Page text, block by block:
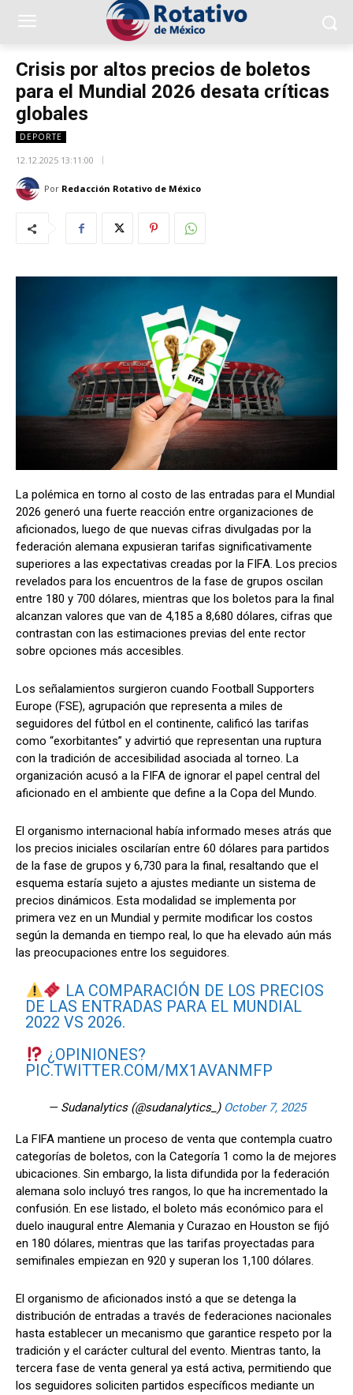
Crisis por altos precios de boletos
para el Mundial 2026 desata críticas
globales
DEPORTE
12.12.2025 13:11:00
Por Redacción Rotativo de México
La polémica en torno al costo de las entradas para el Mundial
2026 generó una fuerte reacción entre organizaciones de
aficionados, luego de que nuevas cifras divulgadas por la
federación alemana expusieran tarifas significativamente
superiores a las expectativas creadas por la FIFA. Los precios
revelados para los encuentros de la fase de grupos oscilan
entre 180 y 700 dólares, mientras que los boletos para la final
alcanzan valores que van de 4,185 a 8,680 dólares, cifras que
contrastan con las estimaciones previas del ente rector
sobre opciones más accesibles.
Los señalamientos surgieron cuando Football Supporters
Europe (FSE), agrupación que representa a miles de
seguidores del fútbol en el continente, calificó las tarifas
como “exorbitantes” y advirtió que representan una ruptura
con la tradición de accesibilidad asociada al torneo. La
organización acusó a la FIFA de ignorar el papel central del
aficionado en el ambiente que define a la Copa del Mundo.
El organismo internacional había informado meses atrás que
los precios iniciales oscilarían entre 60 dólares para partidos
de la fase de grupos y 6,730 para la final, resaltando que el
esquema estaría sujeto a ajustes mediante un sistema de
precios dinámicos. Esta modalidad se implementa por
primera vez en un Mundial y permite modificar los costos
según la demanda en tiempo real, lo que ha elevado aún más
las preocupaciones entre los seguidores.
LA COMPARACIÓN DE LOS PRECIOS
DE LAS ENTRADAS PARA EL MUNDIAL
2022 VS 2026.
¿OPINIONES?
PIC.TWITTER.COM/MX1AVANMFP
— Sudanalytics (@sudanalytics_) October 7, 2025
La FIFA mantiene un proceso de venta que contempla cuatro
categorías de boletos, con la Categoría 1 como la de mejores
ubicaciones. Sin embargo, la lista difundida por la federación
alemana solo incluyó tres rangos, lo que ha incrementado la
confusión. En ese listado, el boleto más económico para el
duelo inaugural entre Alemania y Curazao en Houston se fijó
en 180 dólares, mientras que las tarifas proyectadas para
semifinales empiezan en 920 y superan los 1,100 dólares.
El organismo de aficionados instó a que se detenga la
distribución de entradas a través de federaciones nacionales
hasta establecer un mecanismo que garantice respeto por la
tradición y el carácter cultural del evento. Mientras tanto, la
tercera fase de venta general ya está activa, permitiendo que
los seguidores soliciten partidos específicos mediante un